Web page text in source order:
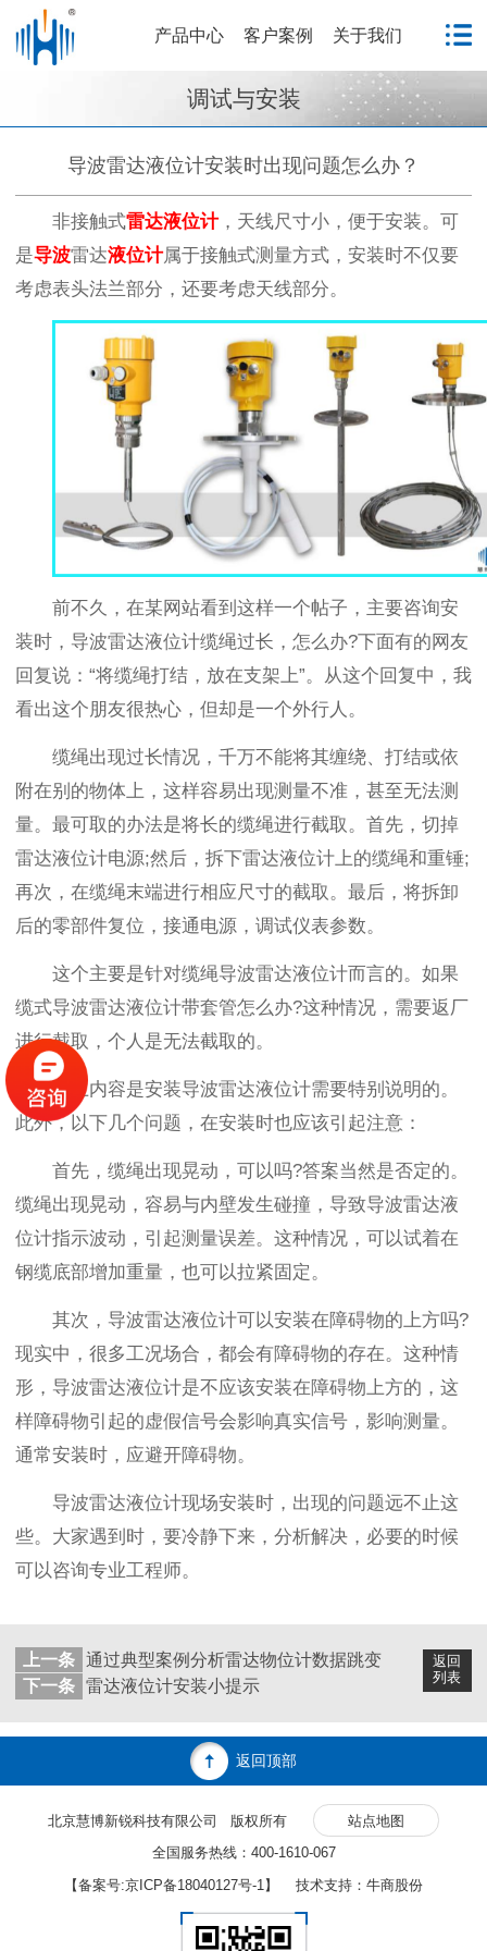
产品中心 客户案例 关于我们
调试与安装
导波雷达液位计安装时出现问题怎么办？
非接触式雷达液位计，天线尺寸小，便于安装。可
是导波雷达液位计属于接触式测量方式，安装时不仅要
考虑表头法兰部分，还要考虑天线部分。
前不久，在某网站看到这样一个帖子，主要咨询安
装时，导波雷达液位计缆绳过长，怎么办?下面有的网友
回复说：“将缆绳打结，放在支架上”。从这个回复中，我
看出这个朋友很热心，但却是一个外行人。
缆绳出现过长情况，千万不能将其缠绕、打结或依
附在别的物体上，这样容易出现测量不准，甚至无法测
量。最可取的办法是将长的缆绳进行截取。首先，切掉
雷达液位计电源;然后，拆下雷达液位计上的缆绳和重锤;
再次，在缆绳末端进行相应尺寸的截取。最后，将拆卸
后的零部件复位，接通电源，调试仪表参数。
这个主要是针对缆绳导波雷达液位计而言的。如果
缆式导波雷达液位计带套管怎么办?这种情况，需要返厂
进行截取，个人是无法截取的。
以上内容是安装导波雷达液位计需要特别说明的。
此外，以下几个问题，在安装时也应该引起注意：
首先，缆绳出现晃动，可以吗?答案当然是否定的。
缆绳出现晃动，容易与内壁发生碰撞，导致导波雷达液
位计指示波动，引起测量误差。这种情况，可以试着在
钢缆底部增加重量，也可以拉紧固定。
其次，导波雷达液位计可以安装在障碍物的上方吗?
现实中，很多工况场合，都会有障碍物的存在。这种情
形，导波雷达液位计是不应该安装在障碍物上方的，这
样障碍物引起的虚假信号会影响真实信号，影响测量。
通常安装时，应避开障碍物。
导波雷达液位计现场安装时，出现的问题远不止这
些。大家遇到时，要冷静下来，分析解决，必要的时候
可以咨询专业工程师。
返回
列表
上一条 通过典型案例分析雷达物位计数据跳变
下一条 雷达液位计安装小提示
返回顶部
北京慧博新锐科技有限公司 版权所有
站点地图
全国服务热线：400-1610-067
【备案号:京ICP备18040127号-1 】 技术支持：牛商股份